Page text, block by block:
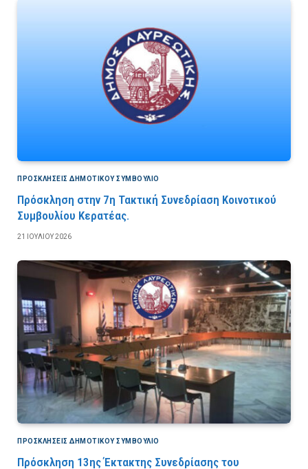
ΠΡΟΣΚΛΉΣΕΙΣ ΔΗΜΟΤΙΚΟΎ ΣΥΜΒΟΎΛΙΟ
Πρόσκληση στην 7η Τακτική Συνεδρίαση Κοινοτικού
Συμβουλίου Κερατέας.
21 ΙΟΥΛΊΟΥ 2026
ΠΡΟΣΚΛΉΣΕΙΣ ΔΗΜΟΤΙΚΟΎ ΣΥΜΒΟΎΛΙΟ
Πρόσκληση 13ης Έκτακτης Συνεδρίασης του